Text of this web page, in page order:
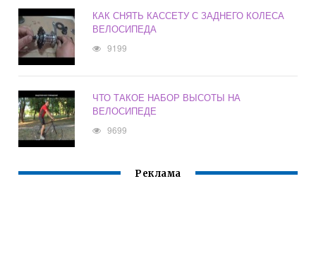
КАК СНЯТЬ КАССЕТУ С ЗАДНЕГО КОЛЕСА
ВЕЛОСИПЕДА
9199
ЧТО ТАКОЕ НАБОР ВЫСОТЫ НА
ВЕЛОСИПЕДЕ
9699
Реклама